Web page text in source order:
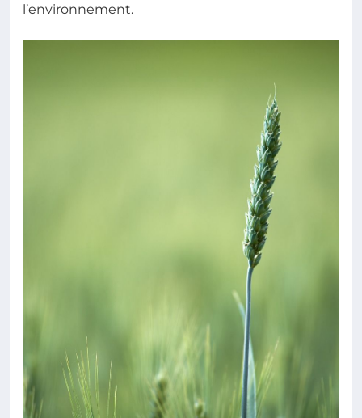
l’environnement.